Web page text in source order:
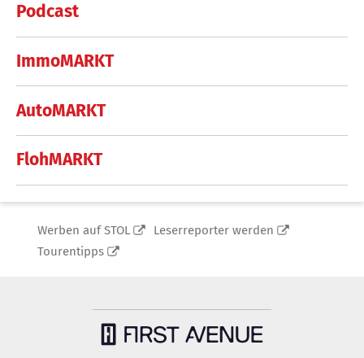
Podcast
ImmoMARKT
AutoMARKT
FlohMARKT
Werben auf STOL
Leserreporter werden
Tourentipps